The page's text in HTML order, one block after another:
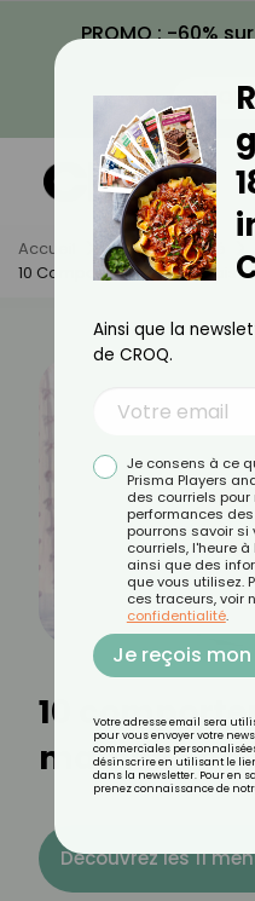
PROMO : -60%
Accueil Actus
Santé
10 Comportements Mauvais
10
mauvais
Découvrez les 11
Ainsi que la
de CROQ.
Je consens à ce
Prisma Players
des courriels
performances
pourrons savoir si
courriels, l'heure
ainsi que des
que vous utilisez.
ces traceurs, voir
confidentialité.
Je reçois
Votre adresse email sera
pour vous envoyer votre
commerciales
désinscrire en utilisant le
dans la newsletter. Pour en
prenez connaissance de